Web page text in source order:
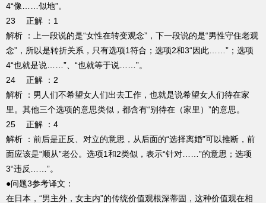
4“像……似地”。
23 正解 ：1
解析 ：上一段说的是“女性在转变观念”，下一段说的是“男性守住老观
念”，所以是转折关系，只有选项1符合；选项2和3“因此……”；选项
4“也就是说……”、“也就等于说……”。
24 正解 ：2
解析 ：男人们不希望女人们出去工作，也就是说希望女人们待在家
里。其他三个选项的意思类似，都含有“别待在（家里）”的意思。
25 正解 ：4
解析 ：前后是正反、对立的意思，从后面的“选择离婚”可以推断，前
面应该是“顺从”老公。选项1和2类似，表示“针对……”的意思；选项
3“违反……”。
●问题3参考译文：
在日本，“男主外，女主内”的传统价值观根深蒂固，这种价值观在相